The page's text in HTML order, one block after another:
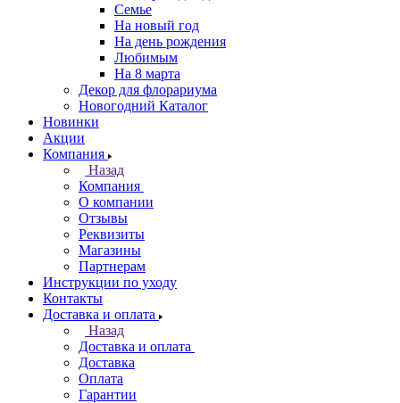
Семье
На новый год
На день рождения
Любимым
На 8 марта
Декор для флорариума
Новогодний Каталог
Новинки
Акции
Компания
Назад
Компания
О компании
Отзывы
Реквизиты
Магазины
Партнерам
Инструкции по уходу
Контакты
Доставка и оплата
Назад
Доставка и оплата
Доставка
Оплата
Гарантии